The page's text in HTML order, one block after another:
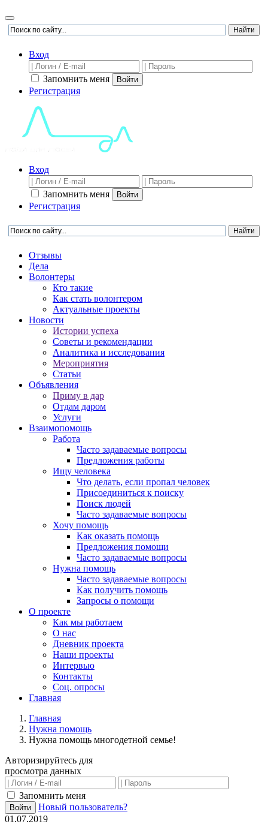
Вход
Запомнить меня Войти
Регистрация
Вход
Запомнить меня Войти
Регистрация
Отзывы
Дела
Волонтеры
Кто такие
Как стать волонтером
Актуальные проекты
Новости
Истории успеха
Советы и рекомендации
Аналитика и исследования
Мероприятия
Статьи
Объявления
Приму в дар
Отдам даром
Услуги
Взаимопомощь
Работа
Часто задаваемые вопросы
Предложения работы
Ищу человека
Что делать, если пропал человек
Присоединиться к поиску
Поиск людей
Часто задаваемые вопросы
Хочу помощь
Как оказать помощь
Предложения помощи
Часто задаваемые вопросы
Нужна помощь
Часто задаваемые вопросы
Как получить помощь
Запросы о помощи
О проекте
Как мы работаем
О нас
Дневник проекта
Наши проекты
Интервью
Контакты
Соц. опросы
Главная
Главная
Нужна помощь
Нужна помощь многодетной семье!
Авторизируйтесь для
просмотра данных
Запомнить меня
Войти
Новый пользователь?
01.07.2019